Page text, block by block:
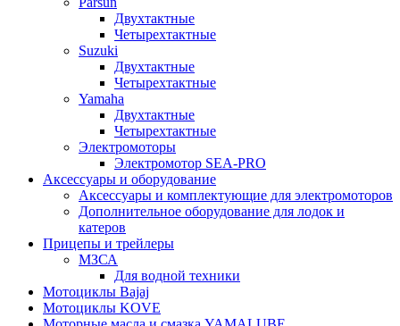
Двухтактные
Четырехтактные
Suzuki
Двухтактные
Четырехтактные
Yamaha
Двухтактные
Четырехтактные
Электромоторы
Электромотор SEA-PRO
Аксессуары и оборудование
Аксессуары и комплектующие для электромоторов
Дополнительное оборудование для лодок и
катеров
Прицепы и трейлеры
МЗСА
Для водной техники
Мотоциклы Bajaj
Мотоциклы KOVE